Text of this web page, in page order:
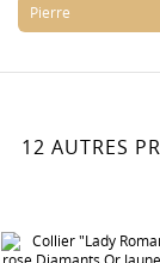
Pierre
12 AUTRES